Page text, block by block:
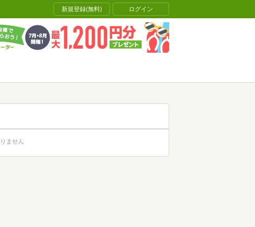
新規登録(無料) ログイン
ません